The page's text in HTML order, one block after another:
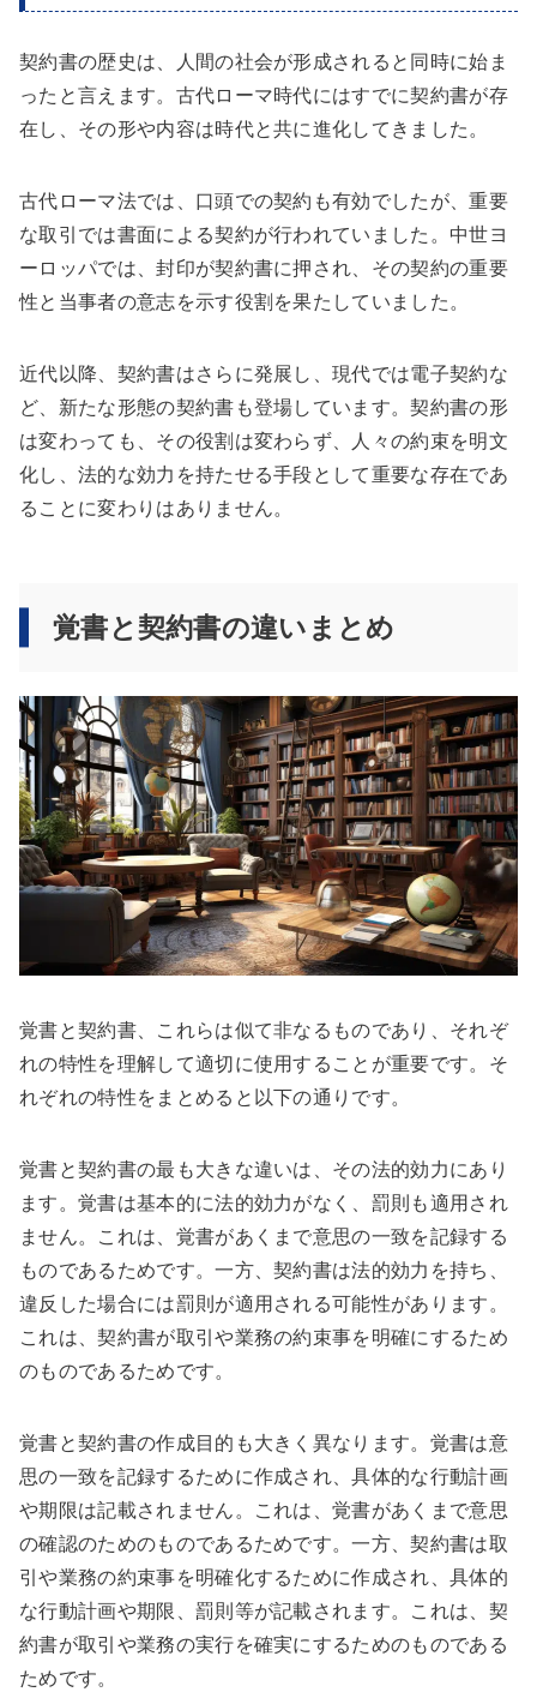
契約書の歴史は、人間の社会が形成されると同時に始ま
ったと言えます。古代ローマ時代にはすでに契約書が存
在し、その形や内容は時代と共に進化してきました。
古代ローマ法では、口頭での契約も有効でしたが、重要
な取引では書面による契約が行われていました。中世ヨ
ーロッパでは、封印が契約書に押され、その契約の重要
性と当事者の意志を示す役割を果たしていました。
近代以降、契約書はさらに発展し、現代では電子契約な
ど、新たな形態の契約書も登場しています。契約書の形
は変わっても、その役割は変わらず、人々の約束を明文
化し、法的な効力を持たせる手段として重要な存在であ
ることに変わりはありません。
覚書と契約書の違いまとめ
覚書と契約書、これらは似て非なるものであり、それぞ
れの特性を理解して適切に使用することが重要です。そ
れぞれの特性をまとめると以下の通りです。
覚書と契約書の最も大きな違いは、その法的効力にあり
ます。覚書は基本的に法的効力がなく、罰則も適用され
ません。これは、覚書があくまで意思の一致を記録する
ものであるためです。一方、契約書は法的効力を持ち、
違反した場合には罰則が適用される可能性があります。
これは、契約書が取引や業務の約束事を明確にするため
のものであるためです。
覚書と契約書の作成目的も大きく異なります。覚書は意
思の一致を記録するために作成され、具体的な行動計画
や期限は記載されません。これは、覚書があくまで意思
の確認のためのものであるためです。一方、契約書は取
引や業務の約束事を明確化するために作成され、具体的
な行動計画や期限、罰則等が記載されます。これは、契
約書が取引や業務の実行を確実にするためのものである
ためです。